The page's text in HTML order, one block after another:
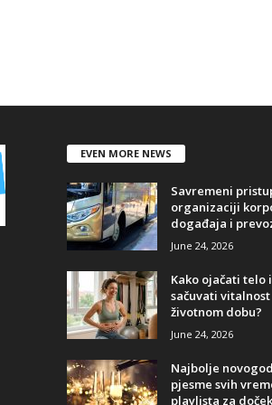
EVEN MORE NEWS
Savremeni
organizaciji
događaja i
June 24, 2026
Kako ojačati telo
sačuvati vitalnost
životnom dobu?
June 24, 2026
Najbolje
pjesme svih
playlista za doček